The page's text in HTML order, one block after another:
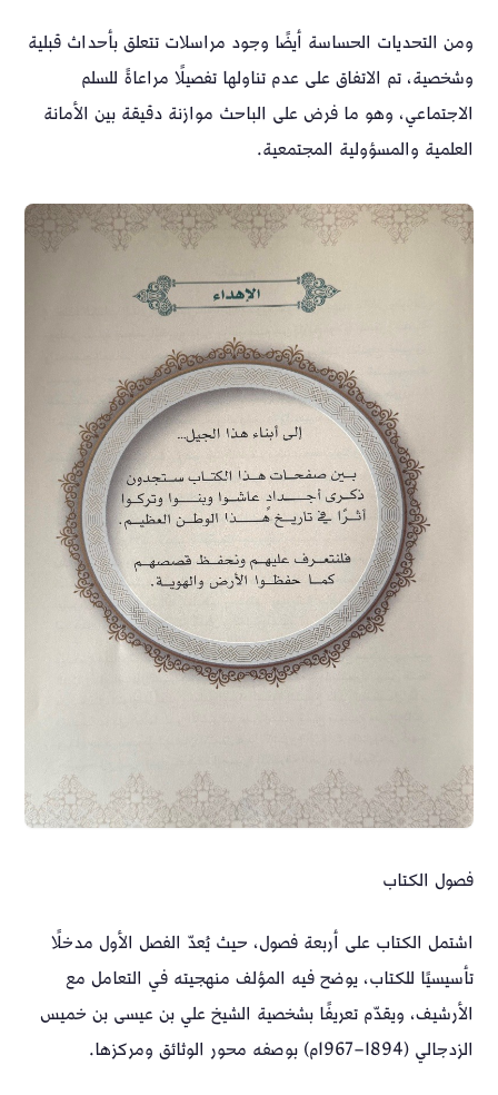
ومن التحديات الحساسة أيضًا وجود مراسلات تتعلق بأحداث قبلية
وشخصية، تم الاتفاق على عدم تناولها تفصيلًا مراعاةً للسلم
الاجتماعي، وهو ما فرض على الباحث موازنة دقيقة بين الأمانة
العلمية والمسؤولية المجتمعية.
فصول الكتاب
اشتمل الكتاب على أربعة فصول، حيث يُعدّ الفصل الأول مدخلًا
تأسيسيًا للكتاب، يوضح فيه المؤلف منهجيته في التعامل مع
الأرشيف، ويقدّم تعريفًا بشخصية الشيخ علي بن عيسى بن خميس
الزدجالي (1894–1967م) بوصفه محور الوثائق ومركزها.